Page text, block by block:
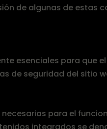
de algunas de estas
esenciales para que
de seguridad del sitio
para el